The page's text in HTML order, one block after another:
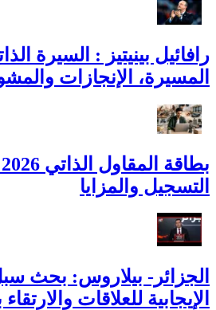
رافائيل بينيتيز : السيرة
المسيرة، الإنجازات
التسجيل والمزايا
الجزائر- بيلاروس: بحث
الإيجابية للعلاقات